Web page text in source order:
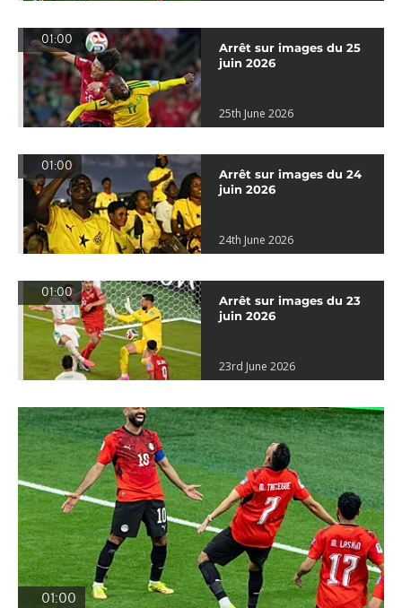
01:00
Arrêt sur images du 25
juin 2026
25th June 2026
01:00
Arrêt sur images du 24
juin 2026
24th June 2026
01:00
Arrêt sur images du 23
juin 2026
23rd June 2026
01:00